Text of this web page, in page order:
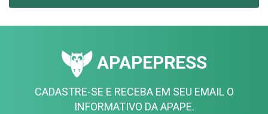
APAPEPRESS
CADASTRE-SE E RECEBA EM SEU EMAIL O
INFORMATIVO DA APAPE.